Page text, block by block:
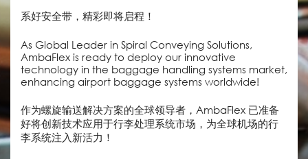
系好安全带，精彩即将启程！
As Global Leader in Spiral Conveying Solutions,
AmbaFlex is ready to deploy our innovative
technology in the baggage handling systems market,
enhancing airport baggage systems worldwide!
作为螺旋输送解决方案的全球领导者，AmbaFlex 已准备
好将创新技术应用于行李处理系统市场，为全球机场的行
李系统注入新活力！